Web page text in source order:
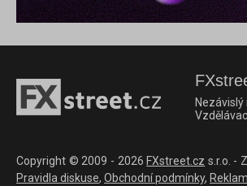
Copyright © 2009 - 2026 FXstreet.cz s.r.o. -
Pravidla diskuse, Obchodní podmínky,